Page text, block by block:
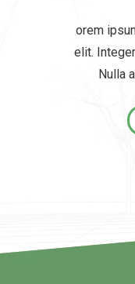
orem
elit.
Nulla